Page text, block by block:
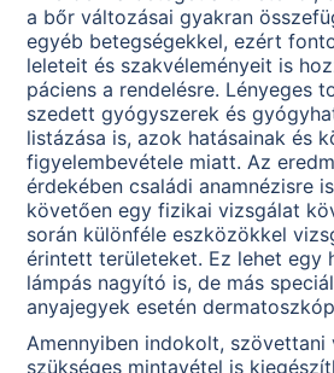
a bőr változásai gyakran
egyéb betegségekkel, ezért
leleteit és szakvéleményeit is
páciens a rendelésre. Lényeges
szedett gyógyszerek és
listázása is, azok hatásainak és
figyelembevétele miatt. Az
érdekében családi anamnézisre
követően egy fizikai vizsgálat
során különféle eszközökkel
érintett területeket. Ez lehet egy
lámpás nagyító is, de más
anyajegyek esetén
Amennyiben indokolt, szövettani
szükséges mintavétel is